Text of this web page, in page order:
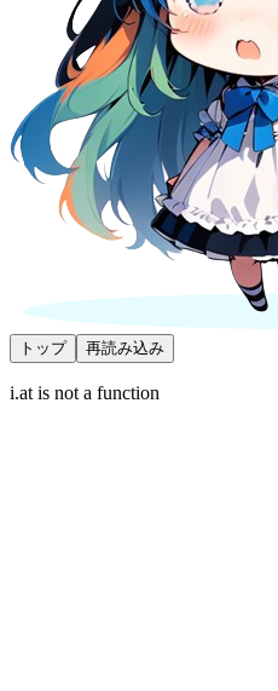
トップ 再読み込み
i.at is not a function